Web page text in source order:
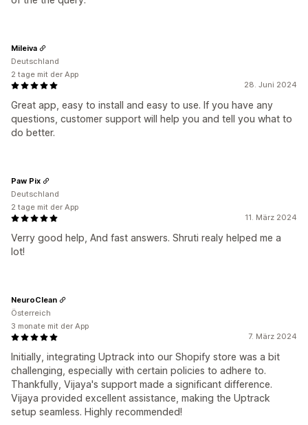
28. Juni 2024
Great app, easy to install and easy to use. If you have any
questions, customer support will help you and tell you what to
do better.
Mileiva
Deutschland
2 tage mit der App
11. März 2024
Verry good help, And fast answers. Shruti realy helped me a
lot!
Paw Pix
Deutschland
2 tage mit der App
7. März 2024
Initially, integrating Uptrack into our Shopify store was a bit
challenging, especially with certain policies to adhere to.
Thankfully, Vijaya's support made a significant difference.
Vijaya provided excellent assistance, making the Uptrack
setup seamless. Highly recommended!
NeuroClean
Österreich
3 monate mit der App